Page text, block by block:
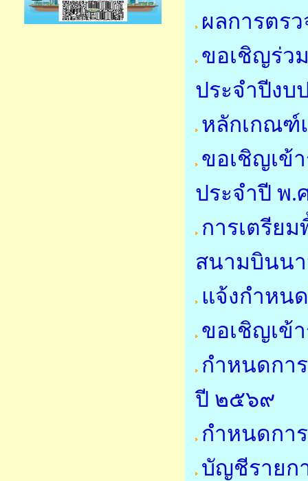
ผลการตร
ขอเชิญร่ว
ประจำปีง
หลักเกณฑ์
ขอเชิญเข้
ประจำปี พ
การเตรีย
สนามบินน
แจ้งกำหน
ขอเชิญเข้
กำหนดกา
ปี ๒๕๖๙
กำหนดกา
บัญชีรายก